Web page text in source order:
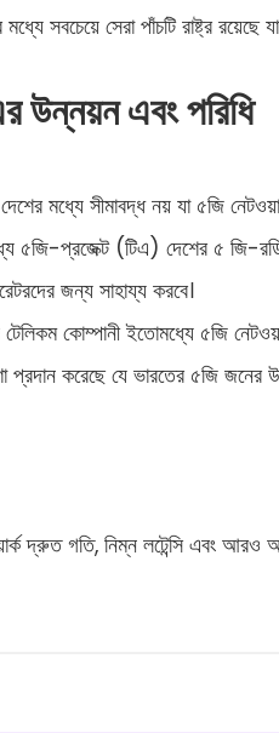
সবচেয়ে সেরা পাঁচটি রাষ্ট্র
উন্নয়ন এবং পরিধি
মধ্যে সীমাবদ্ধ নয় যা ৫জি
৫জি-প্রজেক্ট (টিএ) দেশের ৫ জি-রডি
জন্য সাহায্য করবে।
কোম্পানী ইতোমধ্যে ৫জি
করেছে যে ভারতের ৫জি জনের
দ্রুত গতি, নিম্ন লটেন্সি এবং আরও